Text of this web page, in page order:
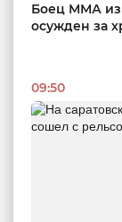
Боец ММА из
осужден за
09:50